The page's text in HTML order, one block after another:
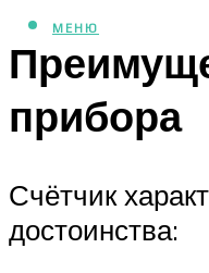
МЕНЮ
прибора
Счётчик
достоинства: